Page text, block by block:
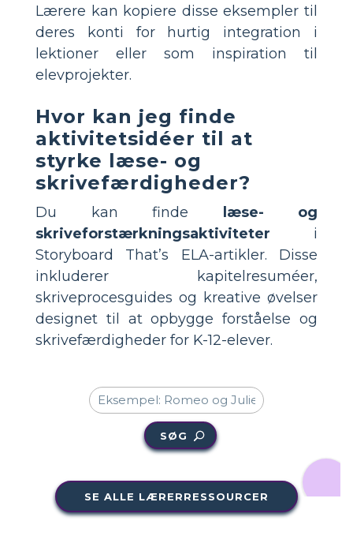
Lærere kan kopiere disse eksempler til
deres konti for hurtig integration i
lektioner eller som inspiration til
elevprojekter.
Hvor kan jeg finde
aktivitetsidéer til at
styrke læse- og
skrivefærdigheder?
Du kan finde
læse- og
skriveforstærkningsaktiviteter i
Storyboard That’s ELA-artikler. Disse
inkluderer kapitelresuméer,
skriveprocesguides og kreative øvelser
designet til at opbygge forståelse og
skrivefærdigheder for K-12-elever.
SØG
SE ALLE LÆRERRESSOURCER